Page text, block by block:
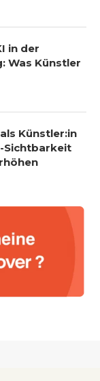
in der
Was Künstler
Künstler:in
Sichtbarkeit